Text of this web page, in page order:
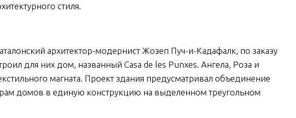
стиля.
архитектор-модернист Жозеп Пуч-и-Кадафалк, по заказу
для них дом, названный Casa de les Punxes. Ангела, Роза и
магната. Проект здания предусматривал объединение
домов в единую конструкцию на выделенном треугольном